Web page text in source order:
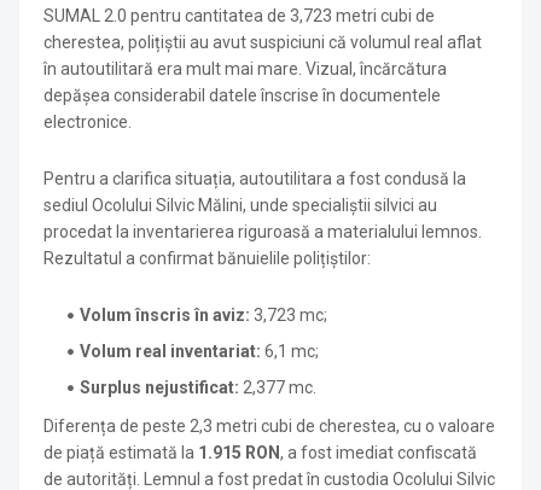
SUMAL 2.0 pentru cantitatea de 3,723 metri cubi de
cherestea, polițiștii au avut suspiciuni că volumul real aflat
în autoutilitară era mult mai mare. Vizual, încărcătura
depășea considerabil datele înscrise în documentele
electronice.
Pentru a clarifica situația, autoutilitara a fost condusă la
sediul Ocolului Silvic Mălini, unde specialiștii silvici au
procedat la inventarierea riguroasă a materialului lemnos.
Rezultatul a confirmat bănuielile polițiștilor:
Volum înscris în aviz: 3,723 mc;
Volum real inventariat: 6,1 mc;
Surplus nejustificat: 2,377 mc.
Diferența de peste 2,3 metri cubi de cherestea, cu o valoare
de piață estimată la 1.915 RON, a fost imediat confiscată
de autorități. Lemnul a fost predat în custodia Ocolului Silvic